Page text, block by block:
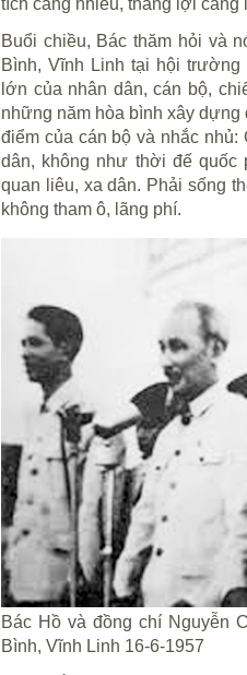
tích càng nhiều, thắng lợi càng
Buổi chiều, Bác thăm hỏi và
Bình, Vĩnh Linh tại hội
lớn của nhân dân, cán bộ,
những năm hòa bình xây
điểm của cán bộ và nhắc
dân, không như thời đế quốc
quan liêu, xa dân. Phải sống
không tham ô, lãng phí.
Bác Hồ và đồng chí Nguyễn
Bình, Vĩnh Linh 16-6-1957